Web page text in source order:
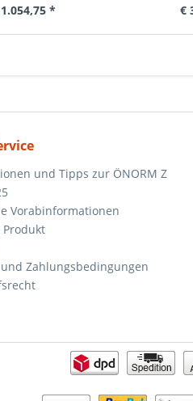
* €
und Tipps zur ÖNORM Z
Vorabinformationen
Produkt
Zahlungsbedingungen